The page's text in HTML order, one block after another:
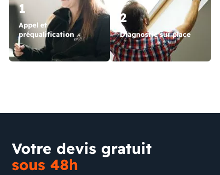
1
Appel et
préqualification
2
Diagnostic sur place
Votre devis gratuit
sous 48h